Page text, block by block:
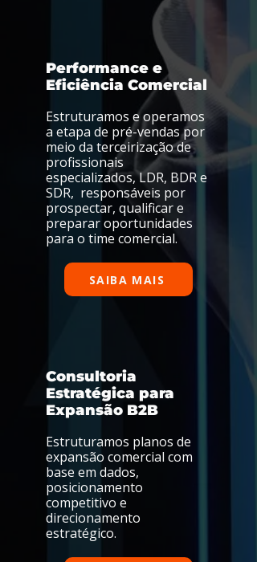
Performance e
Eficiência Comercial
Estruturamos e operamos
a etapa de pré-vendas por
meio da terceirização de
profissionais
especializados, LDR, BDR e
SDR, responsáveis por
prospectar, qualificar e
preparar oportunidades
para o time comercial.
SAIBA MAIS
Consultoria
Estratégica para
Expansão B2B
Estruturamos planos de
expansão comercial com
base em dados,
posicionamento
competitivo e
direcionamento
estratégico.